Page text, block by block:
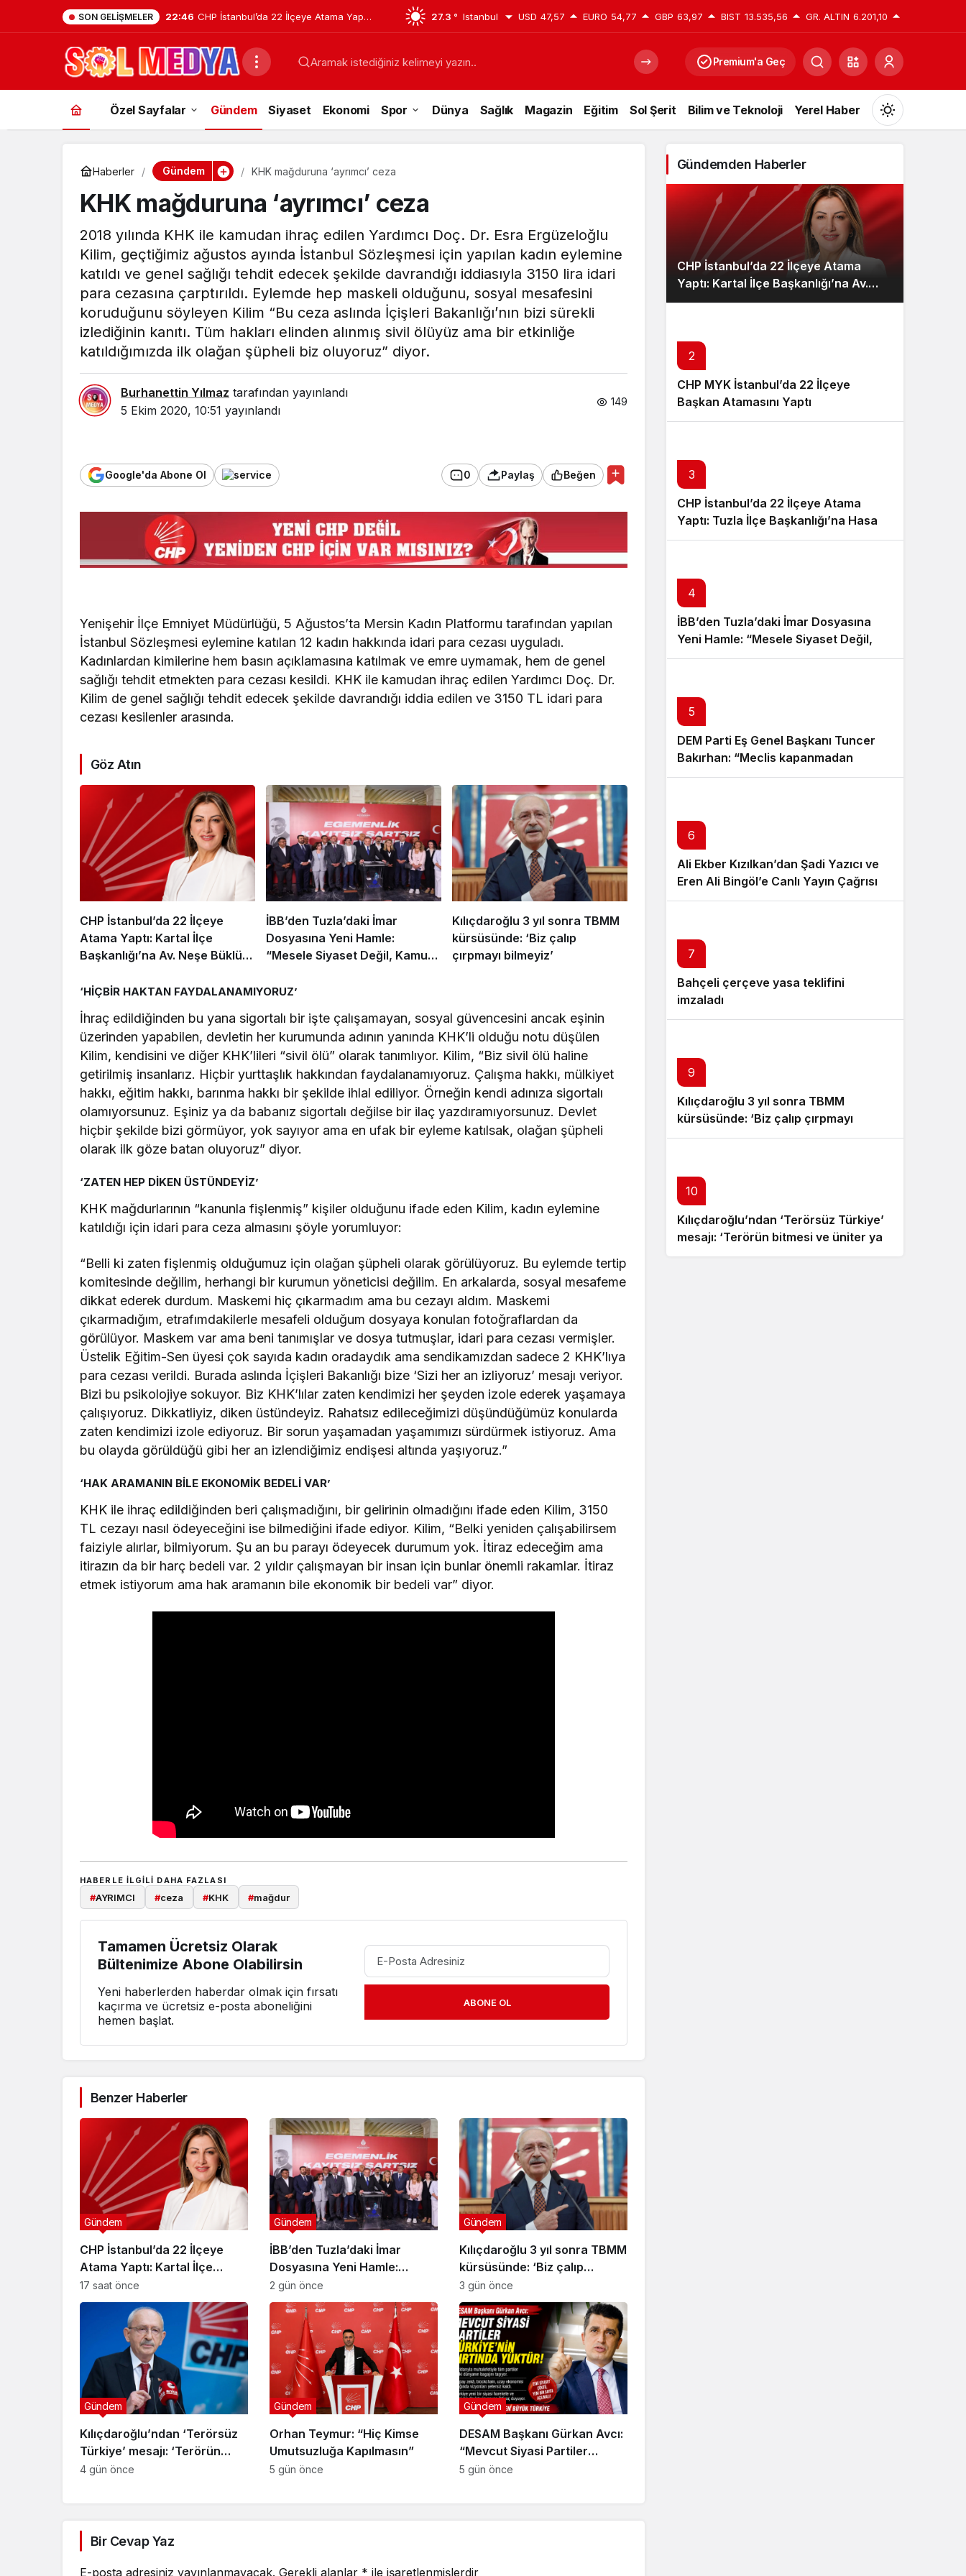
SON GELIŞMELER 22:46 CHP İstanbul’da 22 İlçeye Atama Yaptı:
Tuzla İlçe Başkanlığı’na Hasan
Uzunyayla Getirildi
27.3 ° Istanbul USD 47,57 EURO 54,77 GBP 63,97 BIST 13.535,56 GR. ALTIN 6.201,10
Aramak istediğiniz kelimeyi yazın.. Premium'a Geç
Özel Sayfalar Gündem Siyaset Ekonomi Spor Dünya Sağlık Magazin Eğitim Sol Şerit Bilim ve Teknoloji Yerel Haber
Mod
değiştir
Gündüz Modu
Gündüz modunu seçin.
Gece Modu
Haberler Gündem KHK mağduruna ‘ayrımcı’ ceza
KHK mağduruna ‘ayrımcı’ ceza
2018 yılında KHK ile kamudan ihraç edilen Yardımcı Doç. Dr. Esra Ergüzeloğlu
Kilim, geçtiğimiz ağustos ayında İstanbul Sözleşmesi için yapılan kadın eylemine
katıldı ve genel sağlığı tehdit edecek şekilde davrandığı iddiasıyla 3150 lira idari
para cezasına çarptırıldı. Eylemde hep maskeli olduğunu, sosyal mesafesini
koruduğunu söyleyen Kilim “Bu ceza aslında İçişleri Bakanlığı’nın bizi sürekli
izlediğinin kanıtı. Tüm hakları elinden alınmış sivil ölüyüz ama bir etkinliğe
katıldığımızda ilk olağan şüpheli biz oluyoruz” diyor.
Burhanettin Yılmaz tarafından yayınlandı
5 Ekim 2020, 10:51 yayınlandı
149
Google'da Abone Ol 0 Paylaş Beğen
Yenişehir İlçe Emniyet Müdürlüğü, 5 Ağustos’ta Mersin Kadın Platformu tarafından yapılan
İstanbul Sözleşmesi eylemine katılan 12 kadın hakkında idari para cezası uyguladı.
Kadınlardan kimilerine hem basın açıklamasına katılmak ve emre uymamak, hem de genel
sağlığı tehdit etmekten para cezası kesildi. KHK ile kamudan ihraç edilen Yardımcı Doç. Dr.
Kilim de genel sağlığı tehdit edecek şekilde davrandığı iddia edilen ve 3150 TL idari para
cezası kesilenler arasında.
Göz Atın
CHP İstanbul’da 22 İlçeye
Atama Yaptı: Kartal İlçe
Başkanlığı’na Av. Neşe Büklü
İBB’den Tuzla’daki İmar
Dosyasına Yeni Hamle:
“Mesele Siyaset Değil, Kamu
Kılıçdaroğlu 3 yıl sonra TBMM
kürsüsünde: ‘Biz çalıp
çırpmayı bilmeyiz’
‘HİÇBİR HAKTAN FAYDALANAMIYORUZ’
İhraç edildiğinden bu yana sigortalı bir işte çalışamayan, sosyal güvencesini ancak eşinin
üzerinden yapabilen, devletin her kurumunda adının yanında KHK’li olduğu notu düşülen
Kilim, kendisini ve diğer KHK’lileri “sivil ölü” olarak tanımlıyor. Kilim, “Biz sivil ölü haline
getirilmiş insanlarız. Hiçbir yurttaşlık hakkından faydalanamıyoruz. Çalışma hakkı, mülkiyet
hakkı, eğitim hakkı, barınma hakkı bir şekilde ihlal ediliyor. Örneğin kendi adınıza sigortalı
olamıyorsunuz. Eşiniz ya da babanız sigortalı değilse bir ilaç yazdıramıyorsunuz. Devlet
hiçbir şekilde bizi görmüyor, yok sayıyor ama en ufak bir eyleme katılsak, olağan şüpheli
olarak ilk göze batan oluyoruz” diyor.
‘ZATEN HEP DİKEN ÜSTÜNDEYİZ’
KHK mağdurlarının “kanunla fişlenmiş” kişiler olduğunu ifade eden Kilim, kadın eylemine
katıldığı için idari para ceza almasını şöyle yorumluyor:
“Belli ki zaten fişlenmiş olduğumuz için olağan şüpheli olarak görülüyoruz. Bu eylemde tertip
komitesinde değilim, herhangi bir kurumun yöneticisi değilim. En arkalarda, sosyal mesafeme
dikkat ederek durdum. Maskemi hiç çıkarmadım ama bu cezayı aldım. Maskemi
çıkarmadığım, etrafımdakilerle mesafeli olduğum dosyaya konulan fotoğraflardan da
görülüyor. Maskem var ama beni tanımışlar ve dosya tutmuşlar, idari para cezası vermişler.
Üstelik Eğitim-Sen üyesi çok sayıda kadın oradaydık ama sendikamızdan sadece 2 KHK’lıya
para cezası verildi. Burada aslında İçişleri Bakanlığı bize ‘Sizi her an izliyoruz’ mesajı veriyor.
Bizi bu psikolojiye sokuyor. Biz KHK’lılar zaten kendimizi her şeyden izole ederek yaşamaya
çalışıyoruz. Dikkatliyiz, diken üstündeyiz. Rahatsız edileceğimizi düşündüğümüz konularda
zaten kendimizi izole ediyoruz. Bir sorun yaşamadan yaşamımızı sürdürmek istiyoruz. Ama
bu olayda görüldüğü gibi her an izlendiğimiz endişesi altında yaşıyoruz.”
‘HAK ARAMANIN BİLE EKONOMİK BEDELİ VAR’
KHK ile ihraç edildiğinden beri çalışmadığını, bir gelirinin olmadığını ifade eden Kilim, 3150
TL cezayı nasıl ödeyeceğini ise bilmediğini ifade ediyor. Kilim, “Belki yeniden çalışabilirsem
faiziyle alırlar, bilmiyorum. Şu an bu parayı ödeyecek durumum yok. İtiraz edeceğim ama
itirazın da bir harç bedeli var. 2 yıldır çalışmayan bir insan için bunlar önemli rakamlar. İtiraz
etmek istiyorum ama hak aramanın bile ekonomik bir bedeli var” diyor.
HABERLE ILGILI DAHA FAZLASI
#AYRIMCI #ceza #KHK #mağdur
Tamamen Ücretsiz Olarak
Bültenimize Abone Olabilirsin
Yeni haberlerden haberdar olmak için fırsatı
kaçırma ve ücretsiz e-posta aboneliğini
hemen başlat.
ABONE OL
Benzer Haberler
CHP İstanbul’da 22 İlçeye
Atama Yaptı: Kartal İlçe
Başkanlığı’na Av. Neşe Büklü
Getirildi
Gündem
17 saat önce
İBB’den Tuzla’daki İmar
Dosyasına Yeni Hamle:
“Mesele Siyaset Değil, Kamu
Yararı”
Gündem
2 gün önce
Kılıçdaroğlu 3 yıl sonra TBMM
kürsüsünde: ‘Biz çalıp
çırpmayı bilmeyiz’
Gündem
3 gün önce
Kılıçdaroğlu’ndan ‘Terörsüz
Türkiye’ mesajı: ‘Terörün
bitmesi ve üniter yapı kırmızı
Gündem
4 gün önce
Orhan Teymur: “Hiç Kimse
Umutsuzluğa Kapılmasın”
Gündem
5 gün önce
DESAM Başkanı Gürkan Avcı:
“Mevcut Siyasi Partiler
Türkiye’nin Sırtında Yük”
Gündem
5 gün önce
Bir Cevap Yaz
E-posta adresiniz yayınlanmayacak. Gerekli alanlar * ile işaretlenmişlerdir
Gündemden Haberler
CHP İstanbul’da 22 İlçeye Atama
Yaptı: Kartal İlçe Başkanlığı’na Av.
Neşe Büklü Getirildi
2
CHP MYK İstanbul’da 22 İlçeye
Başkan Atamasını Yaptı
3
CHP İstanbul’da 22 İlçeye Atama
Yaptı: Tuzla İlçe Başkanlığı’na Hasan
Uzunyayla Getirildi
4
İBB’den Tuzla’daki İmar Dosyasına
Yeni Hamle: “Mesele Siyaset Değil,
Kamu Yararı”
5
DEM Parti Eş Genel Başkanı Tuncer
Bakırhan: “Meclis kapanmadan
çerçeve yasa çıkarılmalıdır”
6
Ali Ekber Kızılkan’dan Şadi Yazıcı ve
Eren Ali Bingöl’e Canlı Yayın Çağrısı
7
Bahçeli çerçeve yasa teklifini
imzaladı
8
Özgür Özel istifa çağrısı yaptı:
Darbecilerden butlancılardan
kurtulun
9
Kılıçdaroğlu 3 yıl sonra TBMM
kürsüsünde: ‘Biz çalıp çırpmayı
bilmeyiz’
10
Kılıçdaroğlu’ndan ‘Terörsüz Türkiye’
mesajı: ‘Terörün bitmesi ve üniter yapı